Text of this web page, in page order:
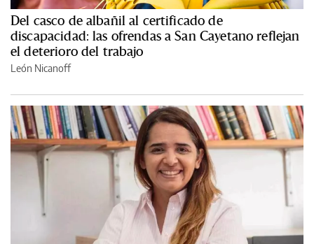
Del casco de albañil al certificado de
discapacidad: las ofrendas a San Cayetano reflejan
el deterioro del trabajo
León Nicanoff